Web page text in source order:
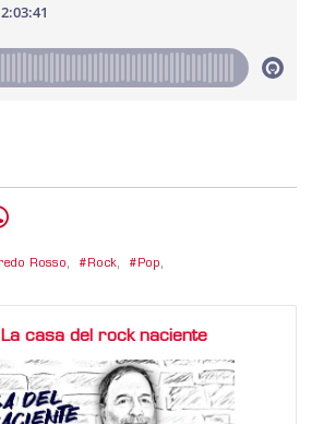
Rosso, Rock, Pop,
La casa del rock naciente